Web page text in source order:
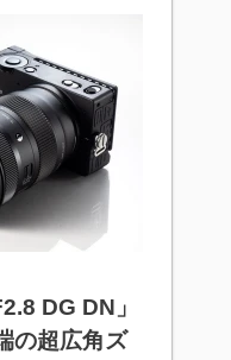
DG DN」
の超広角ズ